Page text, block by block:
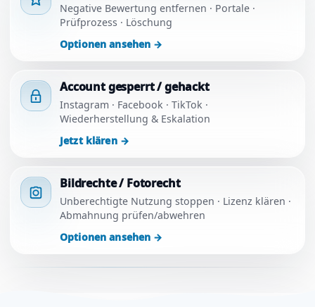
Negative Bewertung entfernen · Portale ·
Prüfprozess · Löschung
Optionen ansehen →
Account gesperrt / gehackt
Instagram · Facebook · TikTok ·
Wiederherstellung & Eskalation
Jetzt klären →
Bildrechte / Fotorecht
Unberechtigte Nutzung stoppen · Lizenz klären ·
Abmahnung prüfen/abwehren
Optionen ansehen →